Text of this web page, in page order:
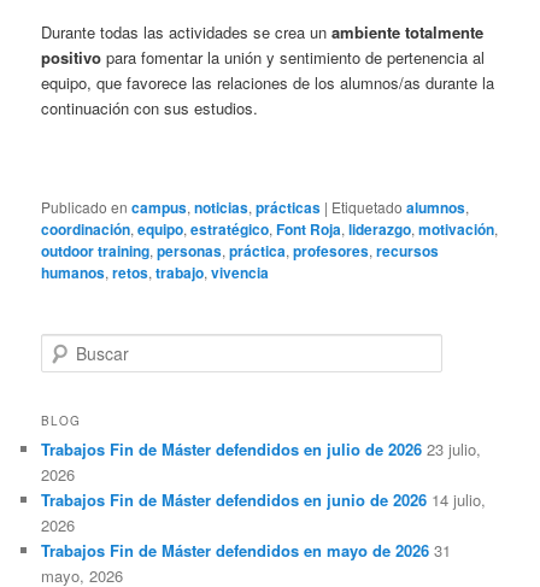
Durante todas las actividades se crea unambiente totalmente
positivo para fomentar la unión y sentimiento de pertenencia al
equipo, que favorece las relaciones de los alumnos/as durante la
continuación con sus estudios.
Publicado en campus,noticias,prácticas | Etiquetado alumnos,
coordinación,equipo,estratégico,Font Roja,liderazgo,motivación,
outdoor training,personas,práctica,profesores,recursos
humanos,retos,trabajo,vivencia
u
c
r
BLOG
Trabajos Fin de Máster defendidos en julio de 2026 23 julio,
2026
Trabajos Fin de Máster defendidos en junio de 2026 14 julio,
2026
Trabajos Fin de Máster defendidos en mayo de 2026 31
mayo, 2026